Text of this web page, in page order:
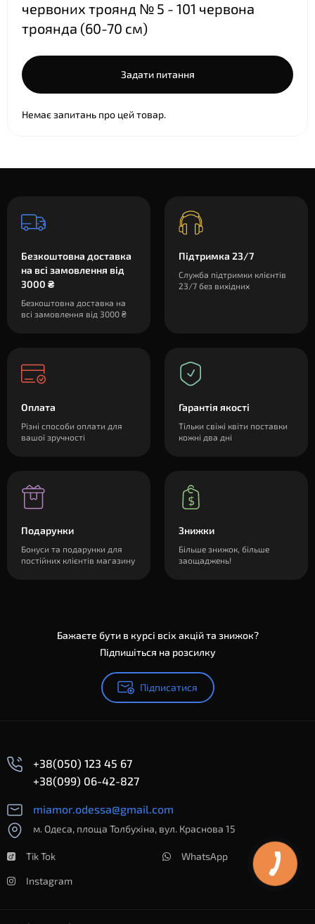
червоних троянд № 5 - 101 червона
троянда (60-70 см)
Задати питання
Немає запитань про цей товар.
Безкоштовна доставка
на всі замовлення від
3000 ₴
Безкоштовна доставка на
всі замовлення від 3000 ₴
Підтримка 23/7
Служба підтримки клієнтів
23/7 без вихідних
Оплата
Різні способи оплати для
вашої зручності
Гарантія якості
Тільки свіжі квіти поставки
кожні два дні
Подарунки
Бонуси та подарунки для
постійних клієнтів магазину
Знижки
Більше знижок, більше
заощаджень!
Бажаєте бути в курсі всіх акцій та знижок?
Підпишіться на розсилку
Підписатися
+38(050) 123 45 67
+38(099) 06-42-827
miamor.odessa@gmail.com
м. Одеса, площа Толбухіна, вул. Краснова 15
Tik Tok
Instagram
WhatsApp